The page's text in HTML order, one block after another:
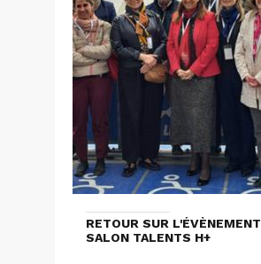
RETOUR SUR L'ÉVÈNEMENT
SALON TALENTS H+